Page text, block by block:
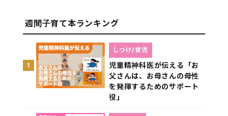
週間子育て本ランキング
1
児童精神科医が伝える「お
父さんは、お母さんの母性
を発揮するためのサポート
役」
しつけ/育児